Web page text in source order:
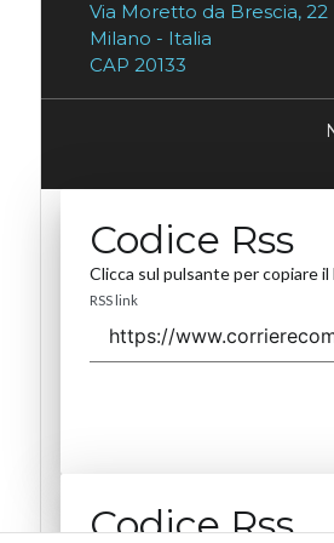
Via Moretto da Brescia, 22
Milano - Italia
CAP 20133
Codice Rss
Clicca sul pulsante per copiare il
RSS link
Codice Rss